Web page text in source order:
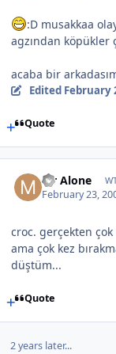
:D musakkaa
agzından köpükler
acaba bir
Edited February
Quote
Mr Alone
February 23,
croc. gerçekten
ama çok kez
düştüm...
Quote
2 years later...